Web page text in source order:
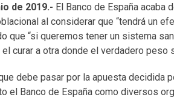
de 2019.- El Banco de España acaba
al considerar que “tendrá un
que “si queremos tener un sistema
curar a otra donde el verdadero
debe pasar por la apuesta decidida
el Banco de España como diversos